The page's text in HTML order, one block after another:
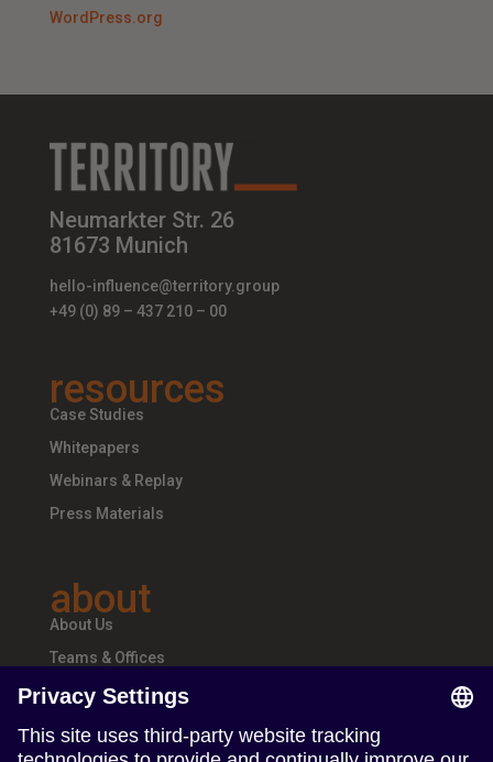
WordPress.org
Neumarkter Str. 26
81673 Munich
hello-influence@territory.group
+49 (0) 89 – 437 210 – 00
resources
Case Studies
Whitepapers
Webinars & Replay
Press Materials
about
About Us
Teams & Offices
Careers